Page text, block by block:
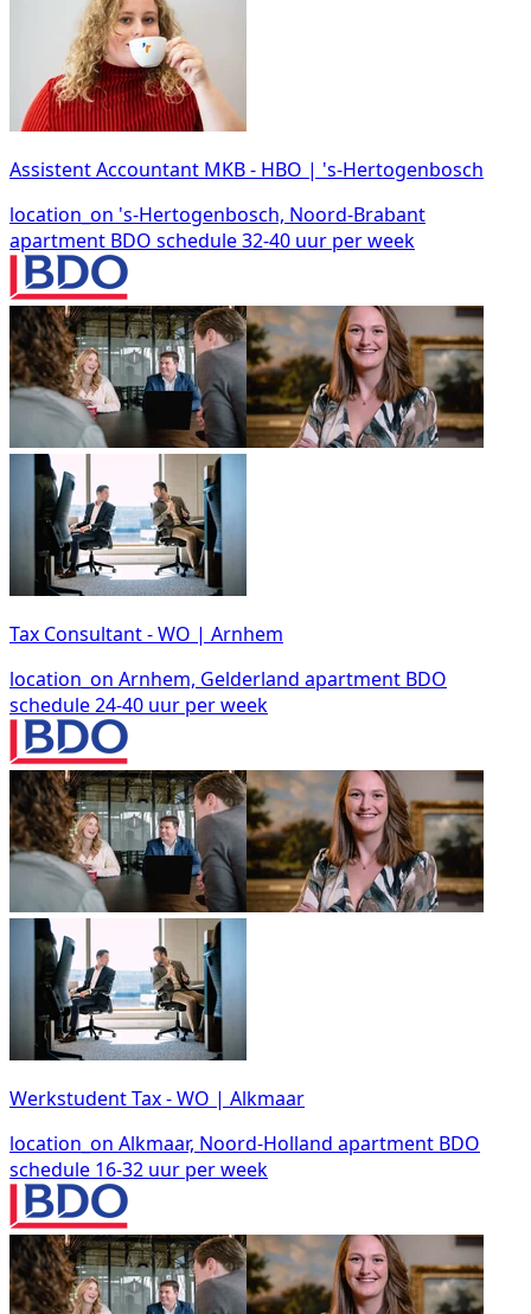
Assistent Accountant MKB - HBO | 's-Hertogenbosch
location_on 's-Hertogenbosch, Noord-Brabant
apartment BDO schedule32-40 uur per week
Tax Consultant - WO | Arnhem
location_on Arnhem, Gelderland apartment BDO
schedule24-40 uur per week
Werkstudent Tax - WO | Alkmaar
location_on Alkmaar, Noord-Holland apartment BDO
schedule 16-32 uur per week